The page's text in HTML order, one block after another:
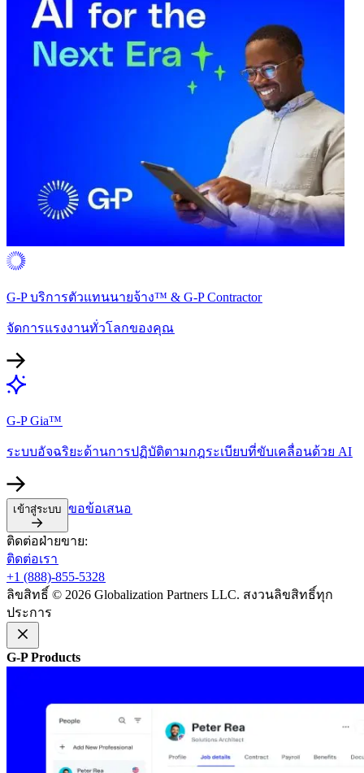
G-P บริการตัวแทนนายจ้าง™ & G-P Contractor​​
จัดการแรงงานทั่วโลกของคุณ​​
G-P Gia™​​
ระบบอัจฉริยะด้านการปฏิบัติตามกฎระเบียบที่ขับเคลื่อนด้วย AI​​
เข้าสู่ระบบ​​ ขอข้อเสนอ​​
ติดต่อฝ่ายขาย:​​
ติดต่อเรา​​
+1 (888)-855-5328​​
ลิขสิทธิ์ © 2026 Globalization Partners LLC. สงวนลิขสิทธิ์ทุก
ประการ​​
G-P Products​​